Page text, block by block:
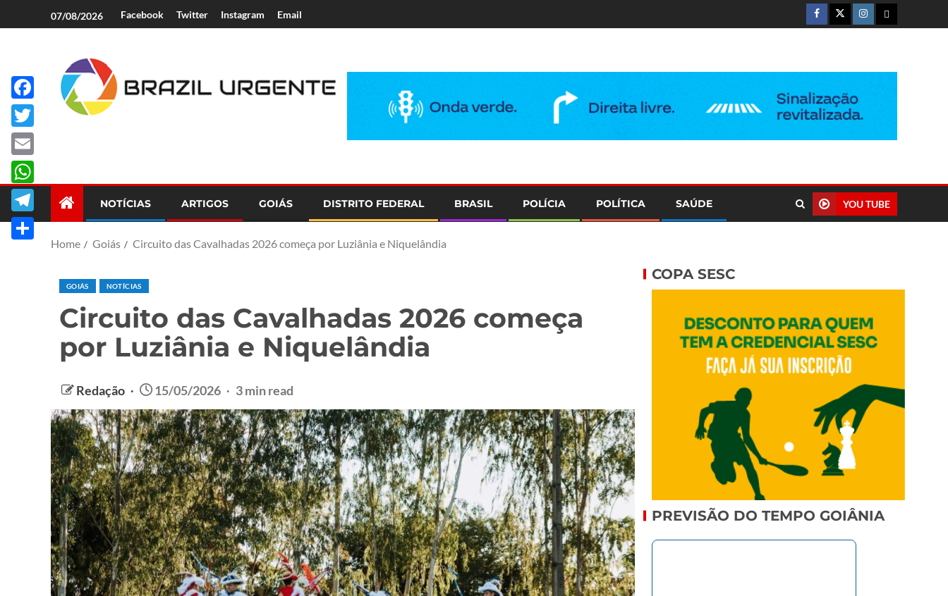
07/08/2026 Facebook Twitter Instagram Email
NOTÍCIAS ARTIGOS GOIÁS DISTRITO FEDERAL BRASIL POLÍCIA POLÍTICA SAÚDE YOU TUBE
Home Goiás Circuito das Cavalhadas 2026 começa por Luziânia e Niquelândia
GOIÁS NOTÍCIAS
Circuito das Cavalhadas 2026 começa
por Luziânia e Niquelândia
Redação 15/05/2026 3 min read
Facebook
Twitter
Email
WhatsApp
Telegram
COPA SESC
PREVISÃO DO TEMPO GOIÂNIA